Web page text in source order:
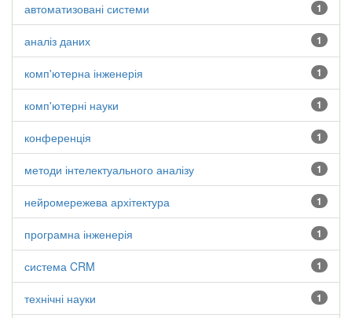
1
автоматизовані системи
1
аналіз даних
1
комп'ютерна інженерія
1
комп'ютерні науки
1
конференція
1
методи інтелектуального аналізу
1
нейромережева архітектура
1
програмна інженерія
1
система CRM
1
технічні науки